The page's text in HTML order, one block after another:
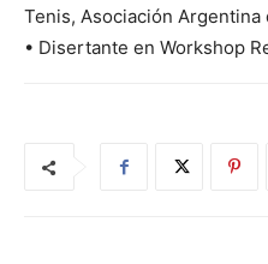
Tenis, Asociación Argentina
• Disertante en Workshop